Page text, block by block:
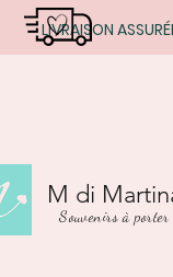
LIVRAISON
M di
Souvenirs à porter